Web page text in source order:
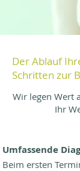
Der Ablauf
Schritten zur
Wir legen Wert
Ihr
Umfassende
Beim ersten